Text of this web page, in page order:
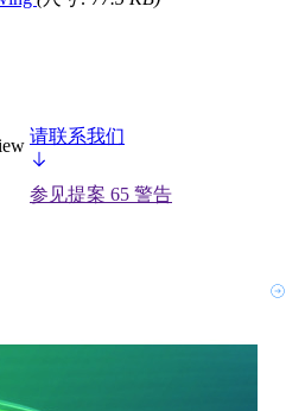
请联系我们
参见提案 65 警告